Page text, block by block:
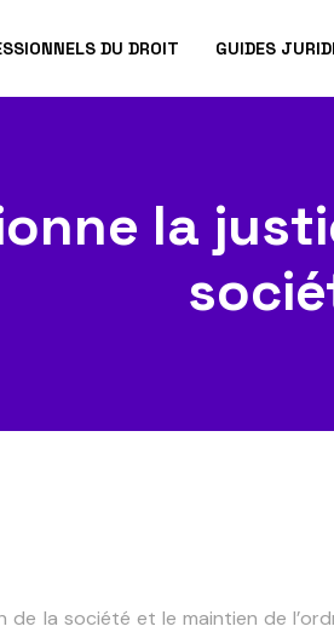
DU DROIT GUIDES
la
la société et le maintien de